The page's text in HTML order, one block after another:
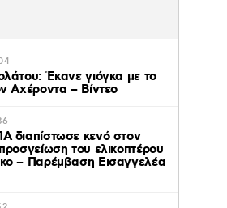
Έκανε γιόγκα με το
Αχέροντα – Βίντεο
διαπίστωσε κενό στον
του ελικοπτέρου
– Παρέμβαση Εισαγγελέα